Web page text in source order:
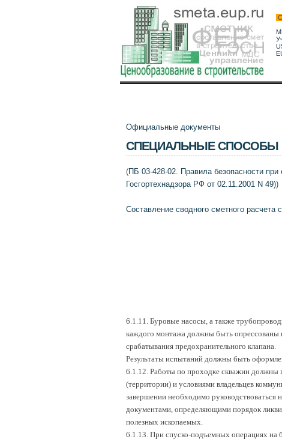
Официальные документы
СПЕЦИАЛЬНЫЕ СПОСОБЫ
(ПБ 03-428-02. Правила безопасности
Госгортехнадзора РФ от 02.11.2001 N 49))
Составление сводного сметного расчета
6.1.11. Буровые насосы, а также
каждого монтажа должны быть опрессованы
срабатывания предохранительного клапана.
Результаты испытаний должны быть
6.1.12. Работы по проходке скважин должны
(территории) и условиями владельцев
завершении необходимо
документами, определяющими порядок
полезных ископаемых.
6.1.13. При спуско-подъемных операциях на